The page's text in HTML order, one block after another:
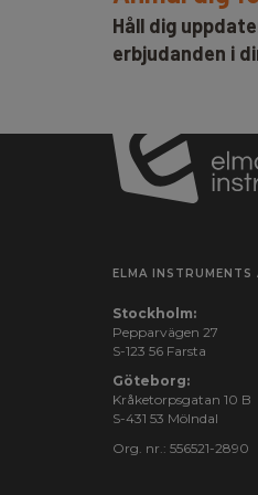
mätkategori:
Batteri
Mått
H x B x D:
Håll dig
erbjudanden i
ELMA INSTRUMENTS
Stockholm:
Pepparvägen 27
S-123 56 Farsta
Göteborg:
Kråketorpsgatan 10 B
S-431 53 Mölndal
Org. nr.: 556521-2890